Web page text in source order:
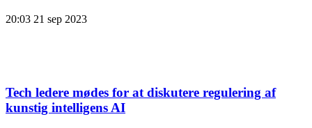
20:03 21 sep 2023
Tech ledere mødes for at diskutere regulering af
kunstig intelligens AI